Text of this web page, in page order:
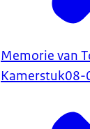
Memorie van
Kamerstuk08-